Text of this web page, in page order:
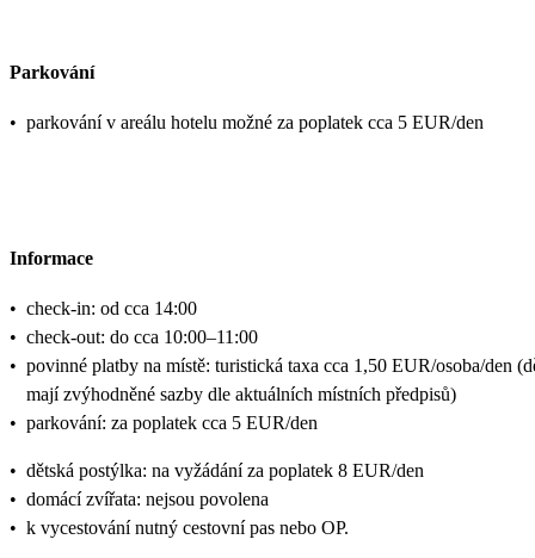
Parkování
• parkování v areálu hotelu možné za poplatek cca 5 EUR/den
Informace
• check-in: od cca 14:00
• check-out: do cca 10:00–11:00
• povinné platby na místě: turistická taxa cca 1,50 EUR/osoba/den
mají zvýhodněné sazby dle aktuálních místních předpisů)
• parkování: za poplatek cca 5 EUR/den
• dětská postýlka: na vyžádání za poplatek 8 EUR/den
• domácí zvířata: nejsou povolena
• k vycestování nutný cestovní pas nebo OP.